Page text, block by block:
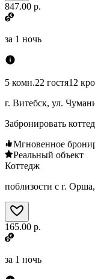
847.00 р.
за 1 ночь
5 комн.22 гостя12
г. Витебск, ул.
Забронировать
Мгновенное
Реальный объект
Коттедж
поблизости с г.
165.00 р.
за 1 ночь